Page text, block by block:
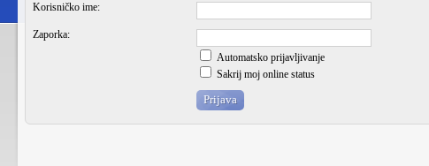
Korisničko ime:
Zaporka:
Automatsko prijavljivanje
Sakrij moj online status